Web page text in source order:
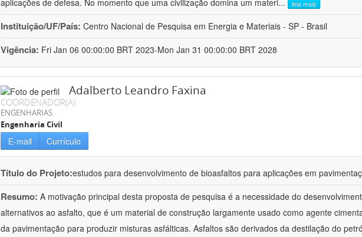
aplicações de defesa. No momento que uma civilização domina um materi... leia mais
Instituição/UF/País: Centro Nacional de Pesquisa em Energia e Materiais - SP - Brasil
Vigência: Fri Jan 06 00:00:00 BRT 2023-Mon Jan 31 00:00:00 BRT 2028
Adalberto Leandro Faxina
COORDENADOR(A)
ENGENHARIAS
Engenharia Civil
E-mail Currículo
Título do Projeto:estudos para desenvolvimento de bioasfaltos para aplicações em
Resumo: A motivação principal desta proposta de pesquisa é a necessidade do
alternativos ao asfalto, que é um material de construção largamente usado como agente
da pavimentação para produzir misturas asfálticas. Asfaltos são derivados da destilação do